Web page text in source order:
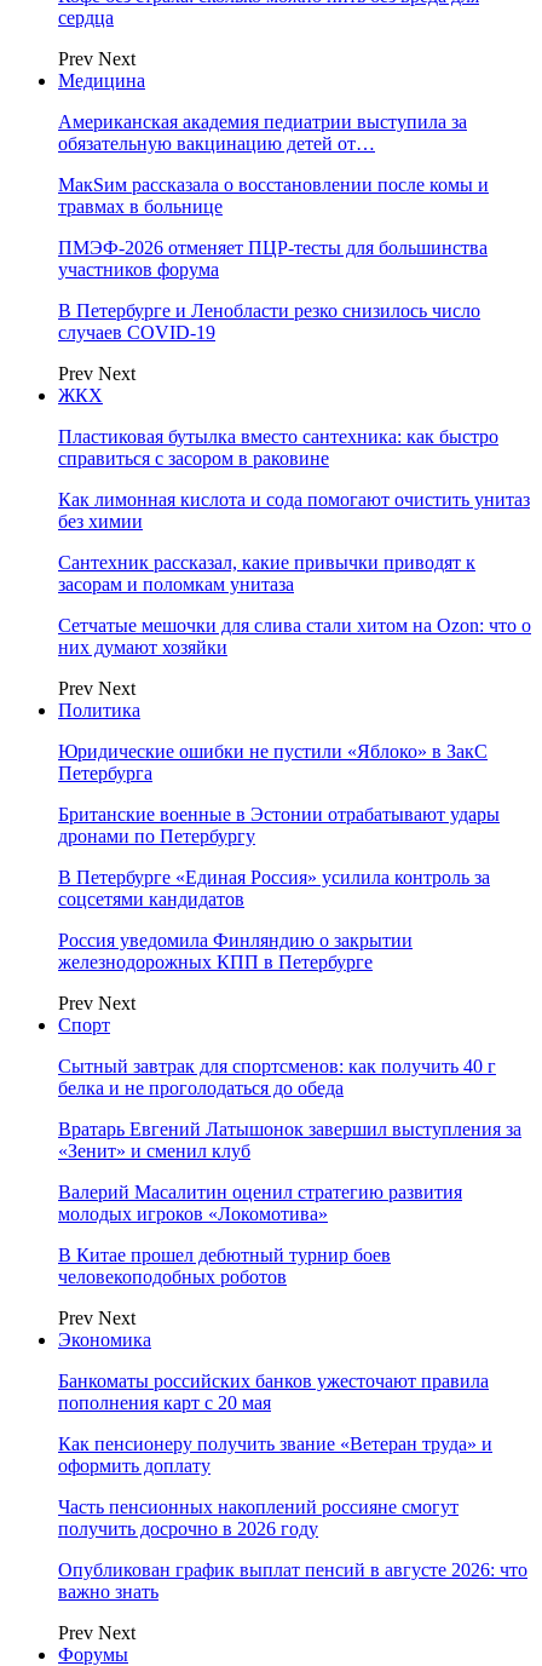
сердца
Prev Next
Медицина
Американская академия педиатрии выступила за
обязательную вакцинацию детей от…
МакSим рассказала о восстановлении после комы и
травмах в больнице
ПМЭФ-2026 отменяет ПЦР-тесты для большинства
участников форума
В Петербурге и Ленобласти резко снизилось число
случаев COVID-19
Prev Next
ЖКХ
Пластиковая бутылка вместо сантехника: как быстро
справиться с засором в раковине
Как лимонная кислота и сода помогают очистить унитаз
без химии
Сантехник рассказал, какие привычки приводят к
засорам и поломкам унитаза
Сетчатые мешочки для слива стали хитом на Ozon: что о
них думают хозяйки
Prev Next
Политика
Юридические ошибки не пустили «Яблоко» в ЗакС
Петербурга
Британские военные в Эстонии отрабатывают удары
дронами по Петербургу
В Петербурге «Единая Россия» усилила контроль за
соцсетями кандидатов
Россия уведомила Финляндию о закрытии
железнодорожных КПП в Петербурге
Prev Next
Спорт
Сытный завтрак для спортсменов: как получить 40 г
белка и не проголодаться до обеда
Вратарь Евгений Латышонок завершил выступления за
«Зенит» и сменил клуб
Валерий Масалитин оценил стратегию развития
молодых игроков «Локомотива»
В Китае прошел дебютный турнир боев
человекоподобных роботов
Prev Next
Экономика
Банкоматы российских банков ужесточают правила
пополнения карт с 20 мая
Как пенсионеру получить звание «Ветеран труда» и
оформить доплату
Часть пенсионных накоплений россияне смогут
получить досрочно в 2026 году
Опубликован график выплат пенсий в августе 2026: что
важно знать
Prev Next
Форумы